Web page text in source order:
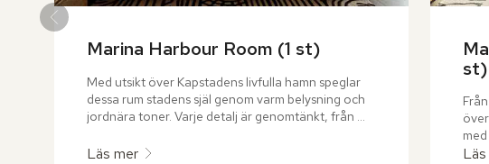
Marina Harbour Room (1 st)
Med utsikt över Kapstadens livfulla hamn speglar
dessa rum stadens själ genom varm belysning och
jordnära toner. Varje detalj är genomtänkt, från
Taffelbergets färger.
Läs mer
st)